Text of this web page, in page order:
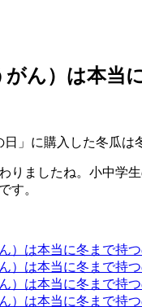
ん）は本当
日」に購入した冬瓜は
りましたね。小中学
す。
）は本当に冬まで持
）は本当に冬まで持つ
）は本当に冬まで持つ
）は本当に冬まで持つ